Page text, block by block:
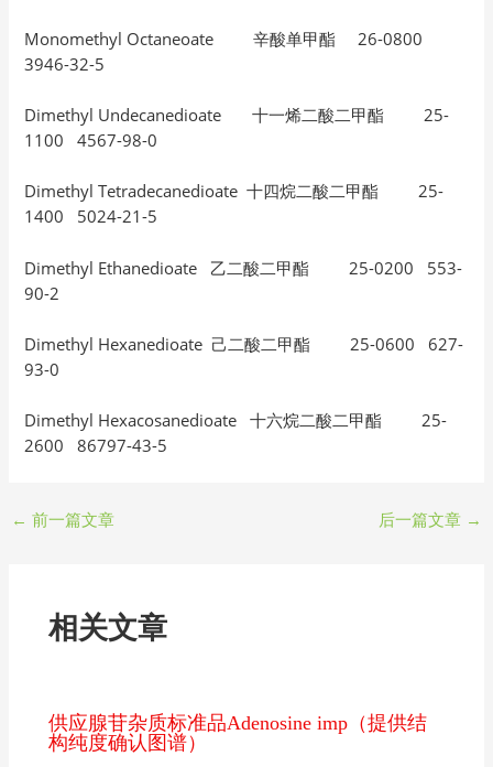
Monomethyl Octaneoate 辛酸单甲酯 26-0800
3946-32-5
Dimethyl Undecanedioate 十一烯二酸二甲酯 25-
1100 4567-98-0
Dimethyl Tetradecanedioate 十四烷二酸二甲酯 25-
1400 5024-21-5
Dimethyl Ethanedioate 乙二酸二甲酯 25-0200 553-
90-2
Dimethyl Hexanedioate 己二酸二甲酯 25-0600 627-
93-0
Dimethyl Hexacosanedioate 十六烷二酸二甲酯 25-
2600 86797-43-5
← 前一篇文章 后一篇文章 →
相关文章
供应腺苷杂质标准品Adenosine imp（提供结
构纯度确认图谱）